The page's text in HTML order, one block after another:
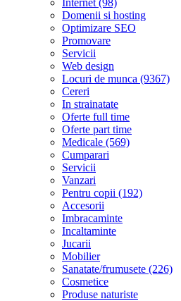
Domenii si hosting
Optimizare SEO
Promovare
Servicii
Web design
Locuri de munca (9367)
Cereri
In strainatate
Oferte full time
Oferte part time
Medicale (569)
Cumparari
Servicii
Vanzari
Pentru copii (192)
Accesorii
Imbracaminte
Incaltaminte
Jucarii
Mobilier
Sanatate/frumusete (226)
Cosmetice
Produse naturiste